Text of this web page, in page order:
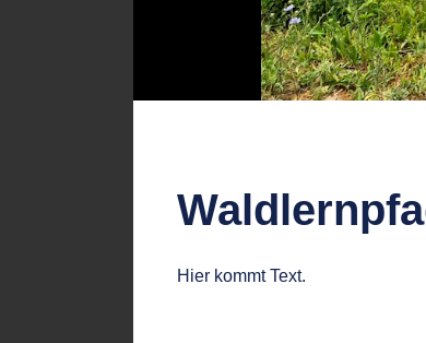
Hier kommt Text.